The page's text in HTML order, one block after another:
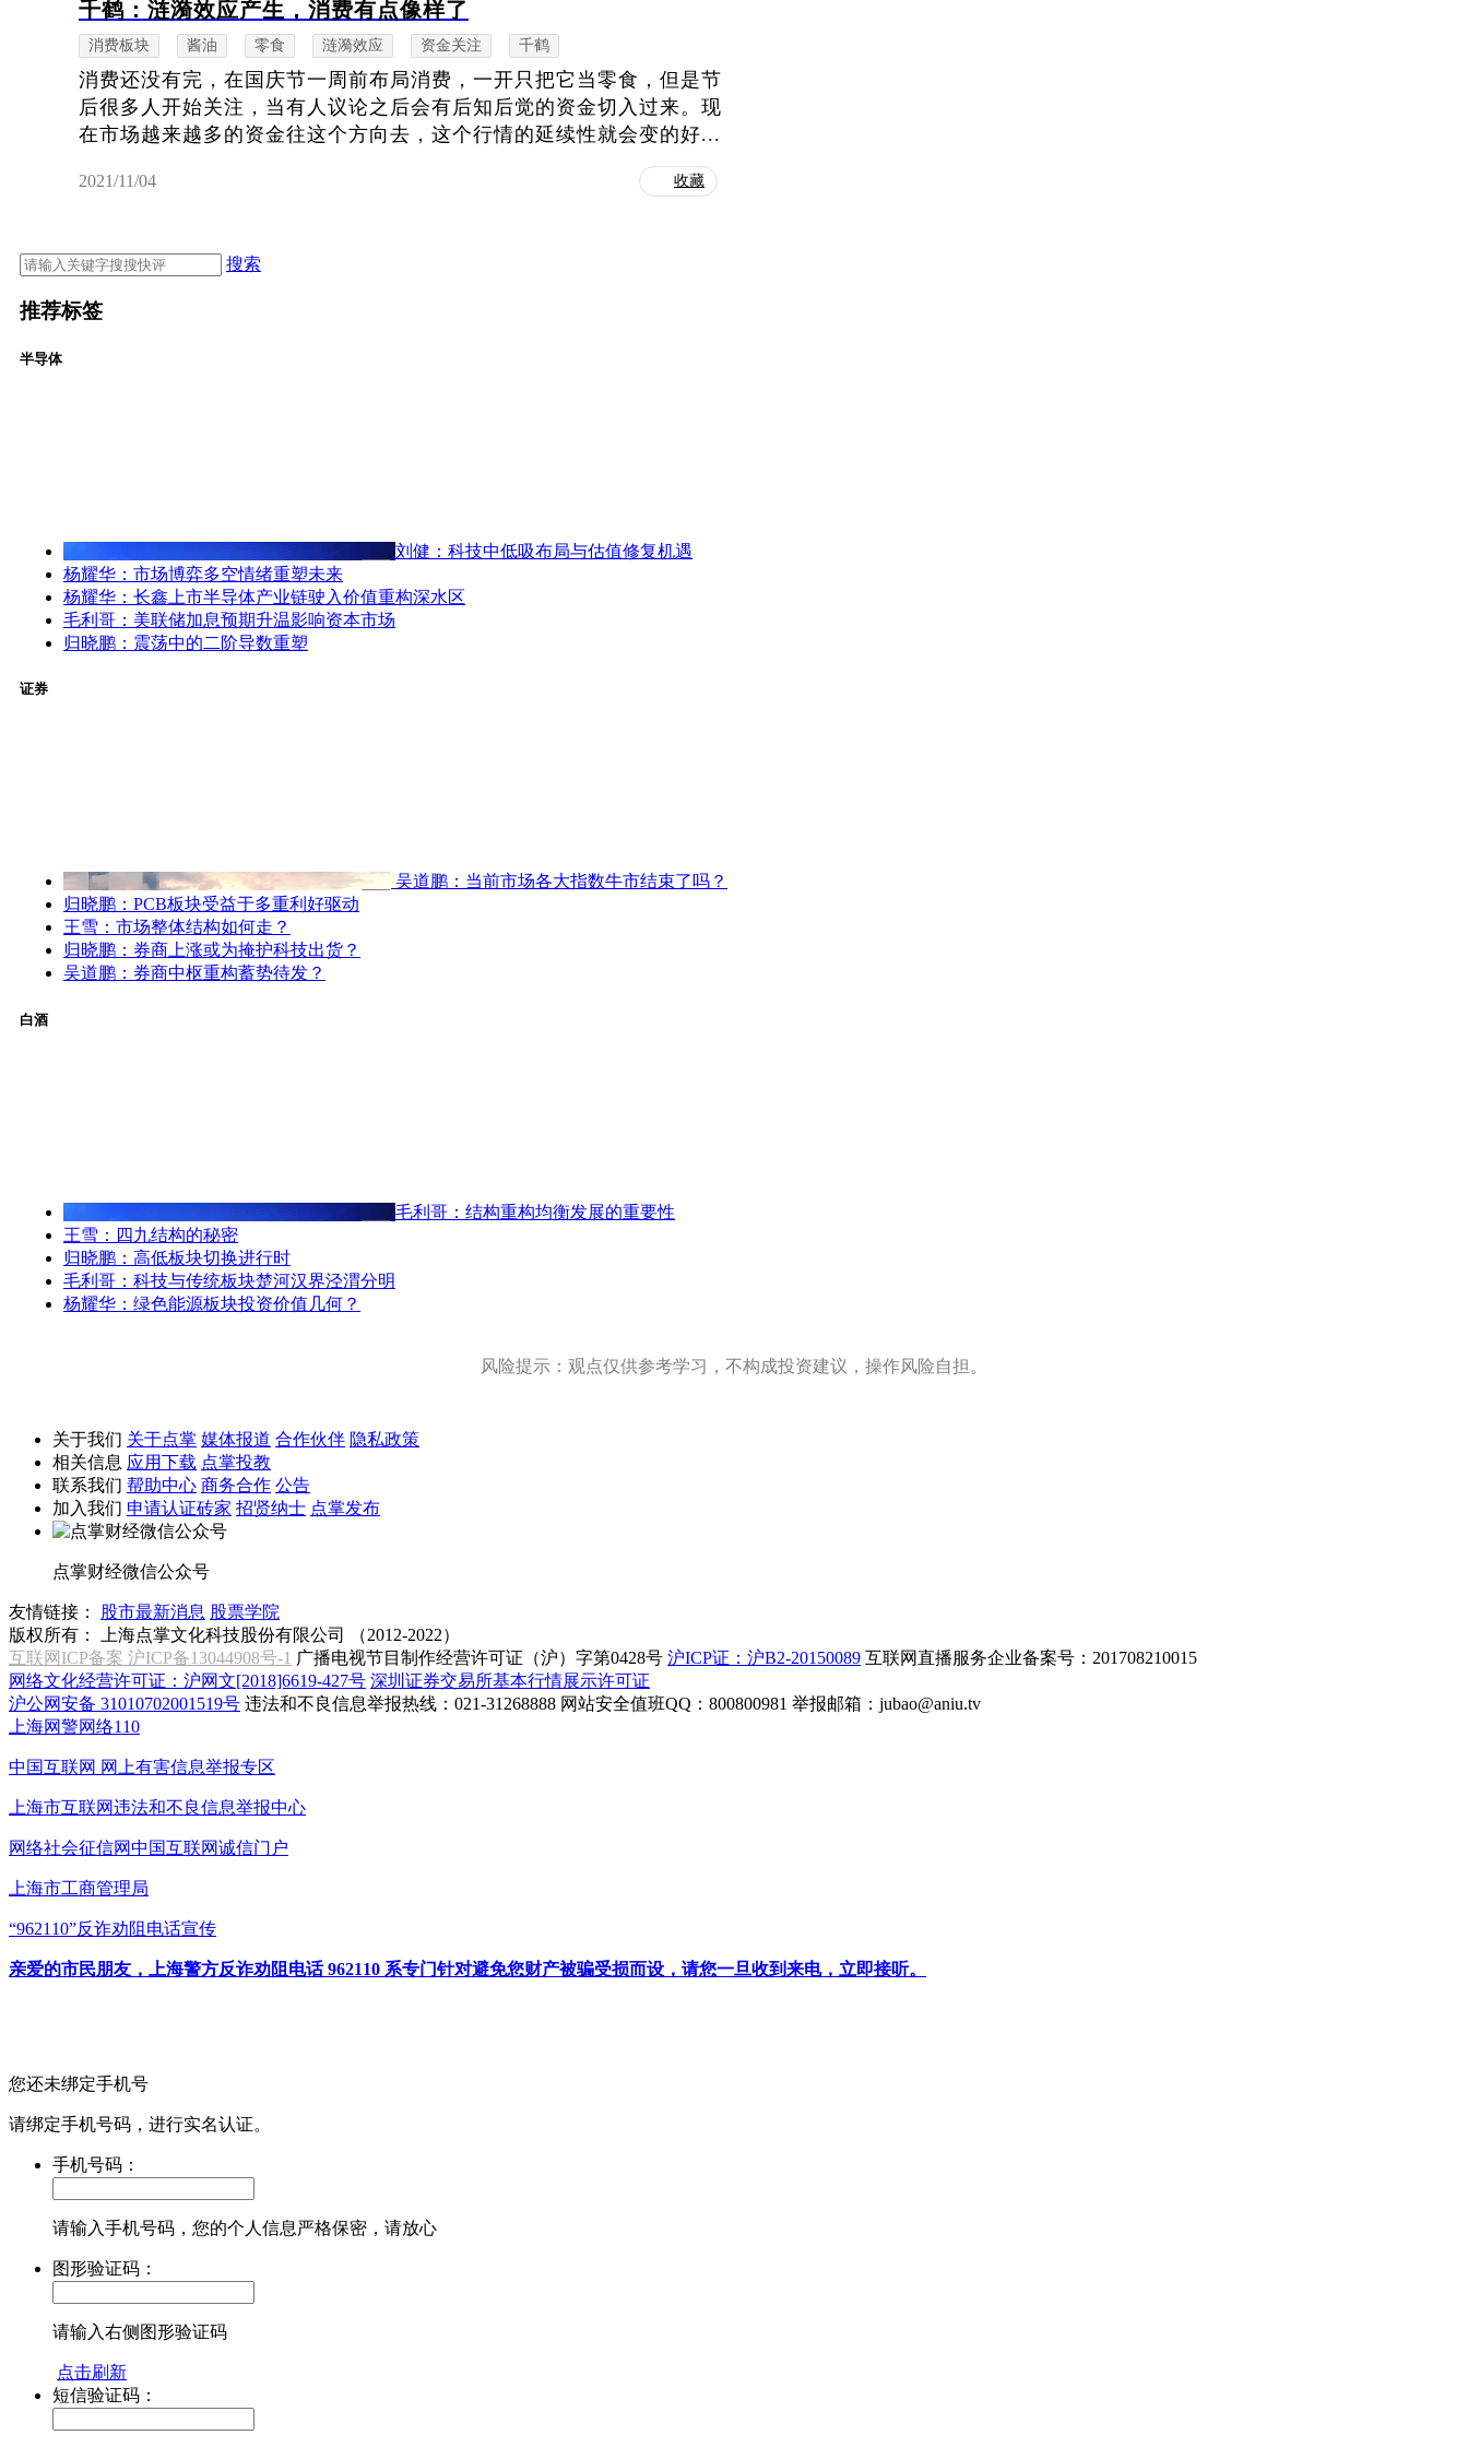
千鹤：涟漪效应产生，消费有点像样了
消费板块 酱油 零食 涟漪效应 资金关注 千鹤
消费还没有完，在国庆节一周前布局消费，一开只把它当零食，但是节
后很多人开始关注，当有人议论之后会有后知后觉的资金切入过来。现
在市场越来越多的资金往这个方向去，这个行情的延续性就会变的好...
2021/11/04 收藏
搜索
推荐标签
半导体
刘健：科技中低吸布局与估值修复机遇
杨耀华：市场博弈多空情绪重塑未来
杨耀华：长鑫上市半导体产业链驶入价值重构深水区
毛利哥：美联储加息预期升温影响资本市场
归晓鹏：震荡中的二阶导数重塑
证券
吴道鹏：当前市场各大指数牛市结束了吗？
归晓鹏：PCB板块受益于多重利好驱动
王雪：市场整体结构如何走？
归晓鹏：券商上涨或为掩护科技出货？
吴道鹏：券商中枢重构蓄势待发？
白酒
毛利哥：结构重构均衡发展的重要性
王雪：四九结构的秘密
归晓鹏：高低板块切换进行时
毛利哥：科技与传统板块楚河汉界泾渭分明
杨耀华：绿色能源板块投资价值几何？
风险提示：观点仅供参考学习，不构成投资建议，操作风险自担。
关于我们 关于点掌 媒体报道 合作伙伴 隐私政策
相关信息 应用下载 点掌投教
联系我们 帮助中心 商务合作 公告
加入我们 申请认证砖家 招贤纳士 点掌发布
点掌财经微信公众号
友情链接： 股市最新消息 股票学院
版权所有：
上海点掌文化科技股份有限公司 （2012-2022）
互联网ICP备案 沪ICP备13044908号-1 广播电视节目制作经营许可证（沪）字第0428号 沪ICP证：沪B2-20150089 互联网直播服务企业备案号：201708210015
网络文化经营许可证：沪网文[2018]6619-427号 深圳证券交易所基本行情展示许可证
沪公网安备 31010702001519号 违法和不良信息举报热线：021-31268888 网站安全值班QQ：800800981 举报邮箱： jubao@aniu.tv
上海网警网络110
中国互联网 网上有害信息举报专区
上海市互联网违法和不良信息举报中心
网络社会征信网中国互联网诚信门户
上海市工商管理局
“962110”反诈劝阻电话宣传
亲爱的市民朋友，上海警方反诈劝阻电话 962110 系专门针对避免您财产被骗受损而设，请您一旦收到来电，立即接听。
您还未绑定手机号
请绑定手机号码，进行实名认证。
手机号码：
请输入手机号码，您的个人信息严格保密，请放心
图形验证码：
请输入右侧图形验证码
点击刷新
短信验证码：